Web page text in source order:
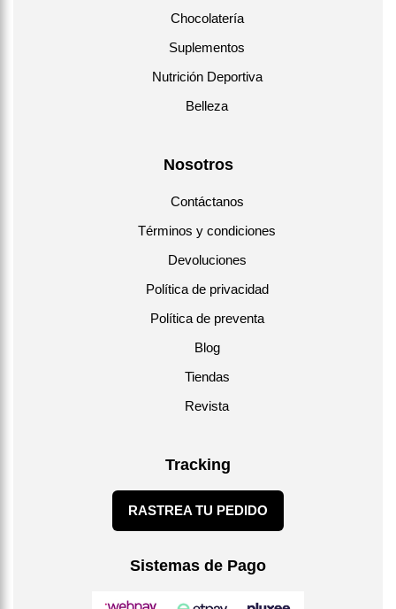
Chocolatería
Suplementos
Nutrición Deportiva
Belleza
Nosotros
Contáctanos
Términos y condiciones
Devoluciones
Política de privacidad
Política de preventa
Blog
Tiendas
Revista
Tracking
RASTREA TU PEDIDO
Sistemas de Pago